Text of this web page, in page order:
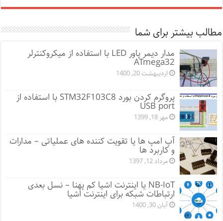
مطالب بیشتر برای شما
مدار دیمر پاور LED با استفاده از میکروکنترلر
ATmega32
اردیبهشت 20, 1400
پروگرم کردن بورد STM32F103C8 با استفاده از
USB port
مهر 18, 1399
آپ امپ ها یا تقویت کننده های عملیاتی – مدارات
و کاربرد ها
مرداد 12, 1397
NB-IoT یا اینترنت اشیا کم پهنا – نسل بعدی
ارتباطات شبکه برای اینترنت اشیا
آبان 30, 1400